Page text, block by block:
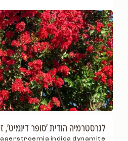
לגרסטרמיה הודית 'סופר דינמיט',
indica dynamite